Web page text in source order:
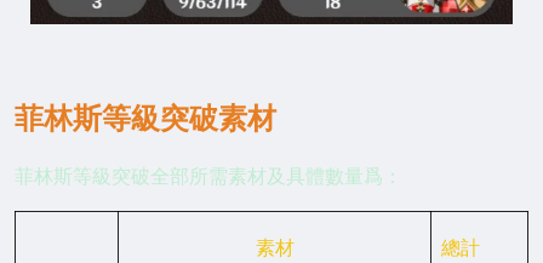
菲林斯等級突破素材
菲林斯等級突破全部所需素材及具體數量爲：
素材 總計